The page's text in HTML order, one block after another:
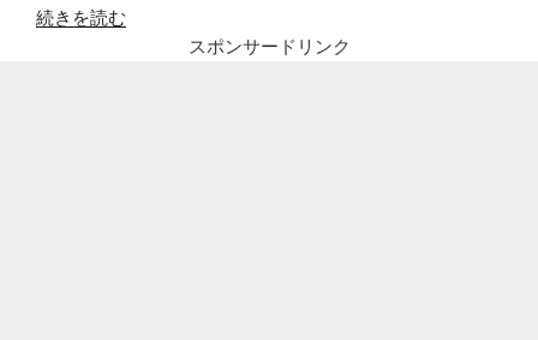
“【コ
続きを読む
スポンサードリンク